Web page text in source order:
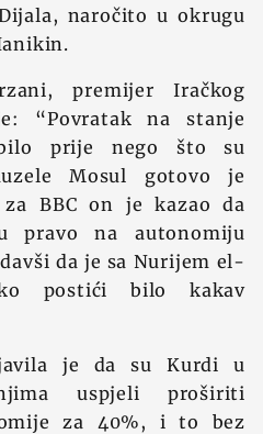
naročito u okrugu
premijer Iračkog
“Povratak na stanje
prije nego što su
Mosul gotovo je
BBC on je kazao da
pravo na autonomiju
da je sa Nurijem el-
postići bilo kakav
je da su Kurdi u
uspjeli proširiti
za 40%, i to bez